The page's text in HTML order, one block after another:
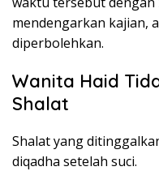
mendengarkan kajian,
diperbolehkan.
Wanita Haid
Shalat
Shalat yang
diqadha setelah suci.